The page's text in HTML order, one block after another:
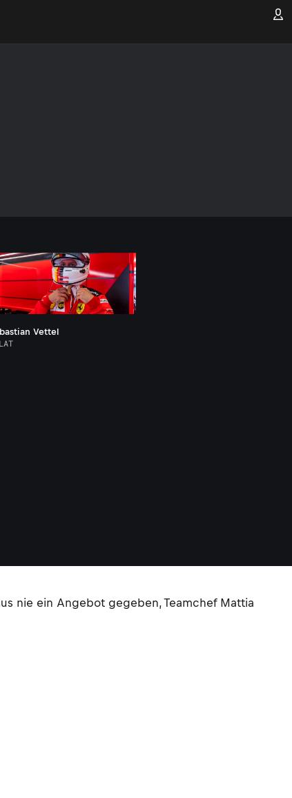
Vettel
nie ein Angebot gegeben, Teamchef Mattia